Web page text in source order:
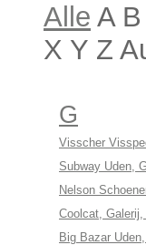
Alle A
X Y Z
G
Visscher
Subway Uden,
Nelson
Coolcat,
Big Bazar